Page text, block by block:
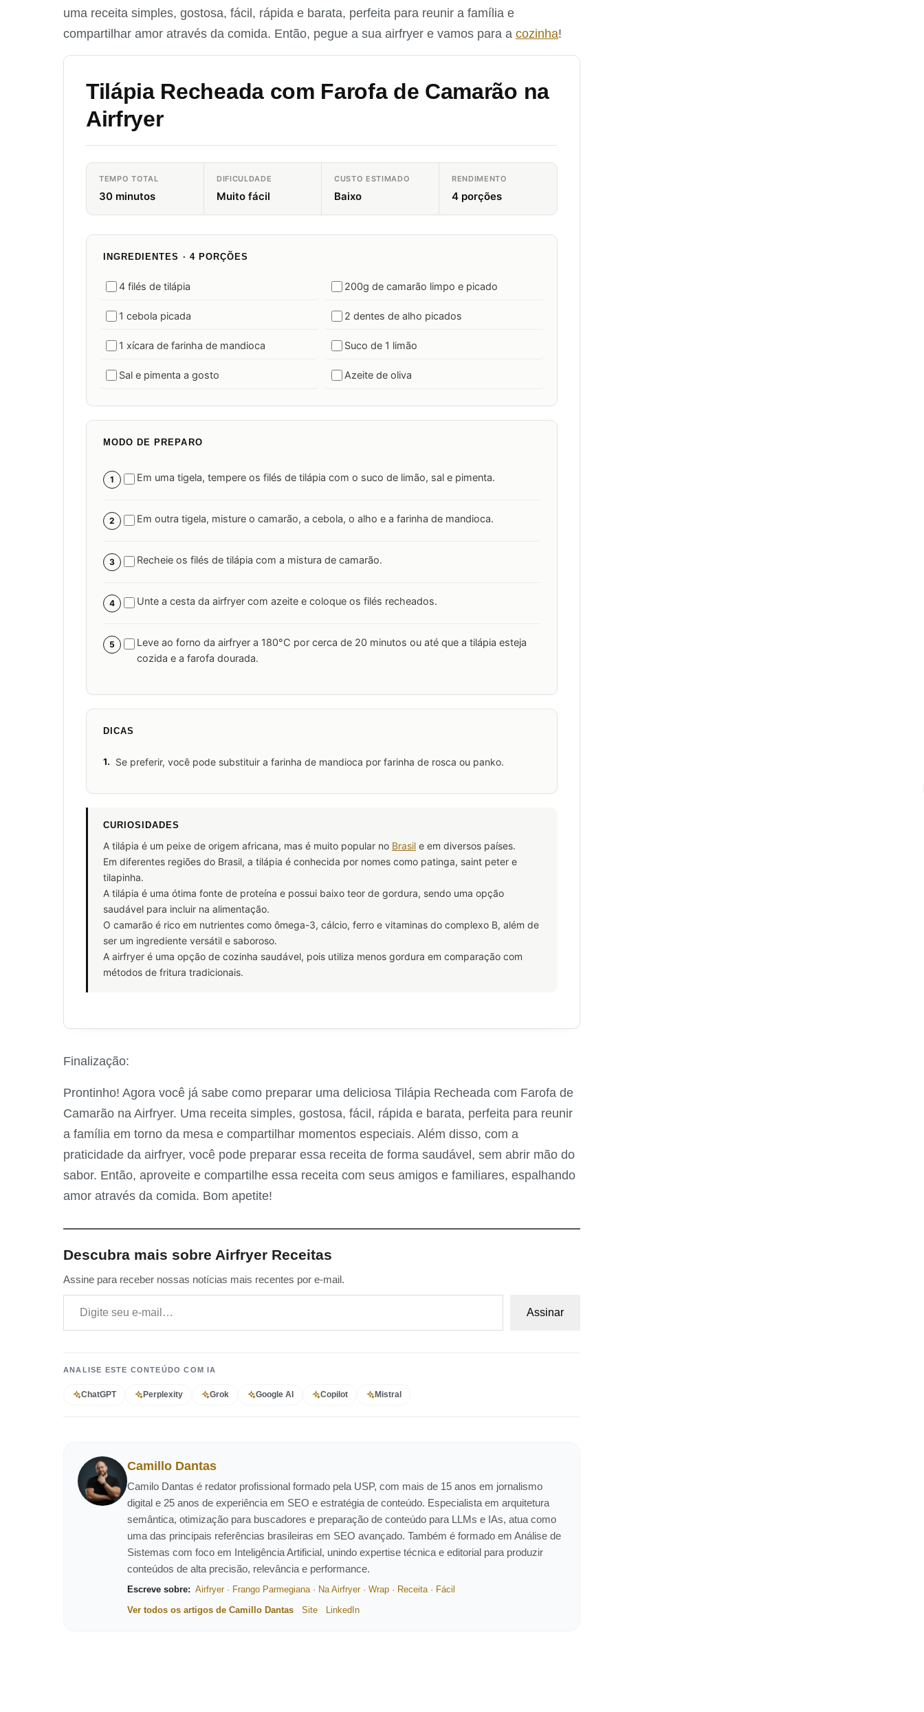
uma receita simples, gostosa, fácil, rápida e barata, perfeita para reunir a família e
compartilhar amor através da comida. Então, pegue a sua airfryer e vamos para a cozinha!
Tilápia Recheada com Farofa de Camarão na
Airfryer
TEMPO TOTAL
30 minutos
DIFICULDADE
Muito fácil
CUSTO ESTIMADO
Baixo
RENDIMENTO
4 porções
INGREDIENTES · 4 PORÇÕES
4 filés de tilápia 200g de camarão limpo e picado
1 cebola picada 2 dentes de alho picados
1 xícara de farinha de mandioca Suco de 1 limão
Sal e pimenta a gosto Azeite de oliva
MODO DE PREPARO
1 Em uma tigela, tempere os filés de tilápia com o suco de limão, sal e pimenta.
2 Em outra tigela, misture o camarão, a cebola, o alho e a farinha de mandioca.
3 Recheie os filés de tilápia com a mistura de camarão.
4 Unte a cesta da airfryer com azeite e coloque os filés recheados.
5
Leve ao forno da airfryer a 180°C por cerca de 20 minutos ou até que a tilápia esteja
cozida e a farofa dourada.
DICAS
1. Se preferir, você pode substituir a farinha de mandioca por farinha de rosca ou panko.
CURIOSIDADES
A tilápia é um peixe de origem africana, mas é muito popular no Brasil e em diversos países.
Em diferentes regiões do Brasil, a tilápia é conhecida por nomes como patinga, saint peter e
tilapinha.
A tilápia é uma ótima fonte de proteína e possui baixo teor de gordura, sendo uma opção
saudável para incluir na alimentação.
O camarão é rico em nutrientes como ômega-3, cálcio, ferro e vitaminas do complexo B, além de
ser um ingrediente versátil e saboroso.
A airfryer é uma opção de cozinha saudável, pois utiliza menos gordura em comparação com
métodos de fritura tradicionais.
Finalização:
Prontinho! Agora você já sabe como preparar uma deliciosa Tilápia Recheada com Farofa de
Camarão na Airfryer. Uma receita simples, gostosa, fácil, rápida e barata, perfeita para reunir
a família em torno da mesa e compartilhar momentos especiais. Além disso, com a
praticidade da airfryer, você pode preparar essa receita de forma saudável, sem abrir mão do
sabor. Então, aproveite e compartilhe essa receita com seus amigos e familiares, espalhando
amor através da comida. Bom apetite!
Descubra mais sobre Airfryer Receitas
Assine para receber nossas notícias mais recentes por e-mail.
Digite seu e-mail…
Assinar
ANALISE ESTE CONTEÚDO COM IA
ChatGPT Perplexity Grok Google AI Copilot Mistral
Camillo Dantas
Camilo Dantas é redator profissional formado pela USP, com mais de 15 anos em jornalismo
digital e 25 anos de experiência em SEO e estratégia de conteúdo. Especialista em arquitetura
semântica, otimização para buscadores e preparação de conteúdo para LLMs e IAs, atua como
uma das principais referências brasileiras em SEO avançado. Também é formado em Análise de
Sistemas com foco em Inteligência Artificial, unindo expertise técnica e editorial para produzir
conteúdos de alta precisão, relevância e performance.
Escreve sobre: Airfryer· Frango Parmegiana · Na Airfryer· Wrap · Receita · Fácil
Ver todos os artigos de Camillo Dantas
Site LinkedIn